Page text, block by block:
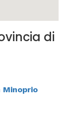
di
Minoprio